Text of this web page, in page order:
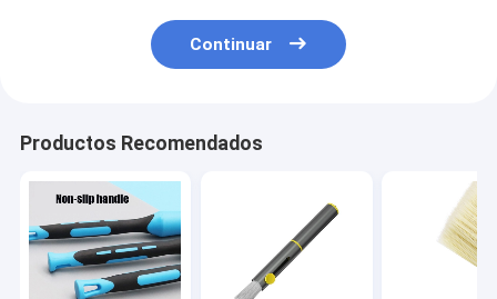
Continuar
Productos Recomendados